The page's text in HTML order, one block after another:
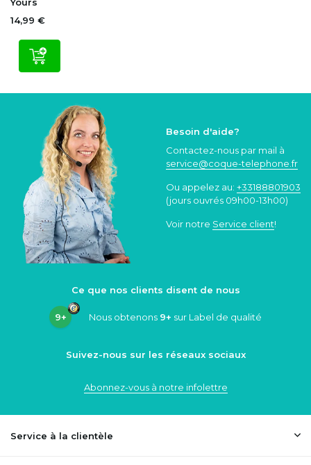
Yours
14,99 €
Besoin d'aide?
Contactez-nous par mail à
service@coque-telephone.fr
Ou appelez au: +33188801903
(jours ouvrés 09h00-13h00)
Voir notre Service client!
Ce que nos clients disent de nous
9+ Nous obtenons 9+ sur Label de qualité
Suivez-nous sur les réseaux sociaux
Abonnez-vous à notre infolettre
Service à la clientèle